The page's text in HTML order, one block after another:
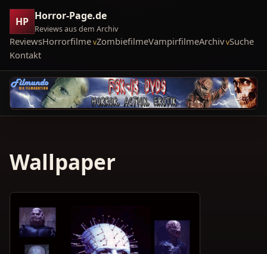
HP Horror-Page.de
Reviews aus dem Archiv
ReviewsHorrorfilme ZombiefilmeVampirfilmeArchiv Suche
Kontakt
Wallpaper